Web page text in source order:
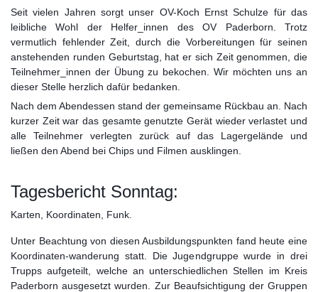
Seit vielen Jahren sorgt unser OV-Koch Ernst Schulze für das
leibliche Wohl der Helfer_innen des OV Paderborn. Trotz
vermutlich fehlender Zeit, durch die Vorbereitungen für seinen
anstehenden runden Geburtstag, hat er sich Zeit genommen, die
Teilnehmer_innen der Übung zu bekochen. Wir möchten uns an
dieser Stelle herzlich dafür bedanken.
Nach dem Abendessen stand der gemeinsame Rückbau an. Nach
kurzer Zeit war das gesamte genutzte Gerät wieder verlastet und
alle Teilnehmer verlegten zurück auf das Lagergelände und
ließen den Abend bei Chips und Filmen ausklingen.
Tagesbericht Sonntag:
Karten, Koordinaten, Funk.
Unter Beachtung von diesen Ausbildungspunkten fand heute eine
Koordinaten-wanderung statt. Die Jugendgruppe wurde in drei
Trupps aufgeteilt, welche an unterschiedlichen Stellen im Kreis
Paderborn ausgesetzt wurden. Zur Beaufsichtigung der Gruppen